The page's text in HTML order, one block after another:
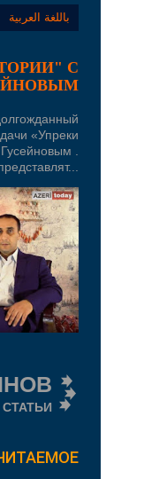
باللغة العربية
С
«Упреки
.